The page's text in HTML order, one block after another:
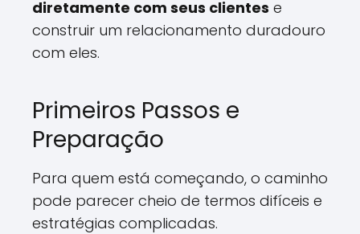
diretamente com seus clientes e
construir um relacionamento duradouro
com eles.
Primeiros Passos e
Preparação
Para quem está começando, o caminho
pode parecer cheio de termos difíceis e
estratégias complicadas.